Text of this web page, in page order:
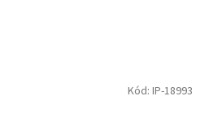
Kód: IP-18993